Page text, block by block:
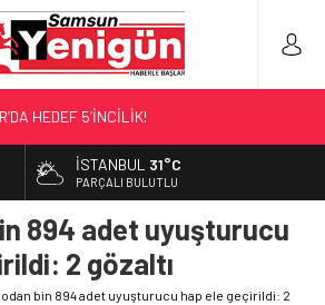
HEDEF 5’İNCİLİK!
YAPIN!’
YAPILAN EN BÜYÜK HATALAR
İSTANBUL 31°C
PARÇALI BULUTLU
894 adet uyuşturucu
2 gözaltı
bin 894 adet uyuşturucu hap ele geçirildi: 2